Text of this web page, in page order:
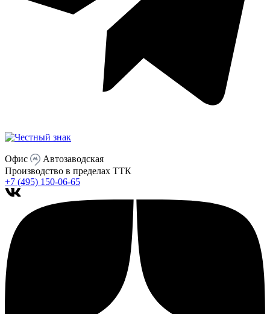
Офис
Автозаводская
Производство в пределах ТТК
+7 (495) 150-06-65